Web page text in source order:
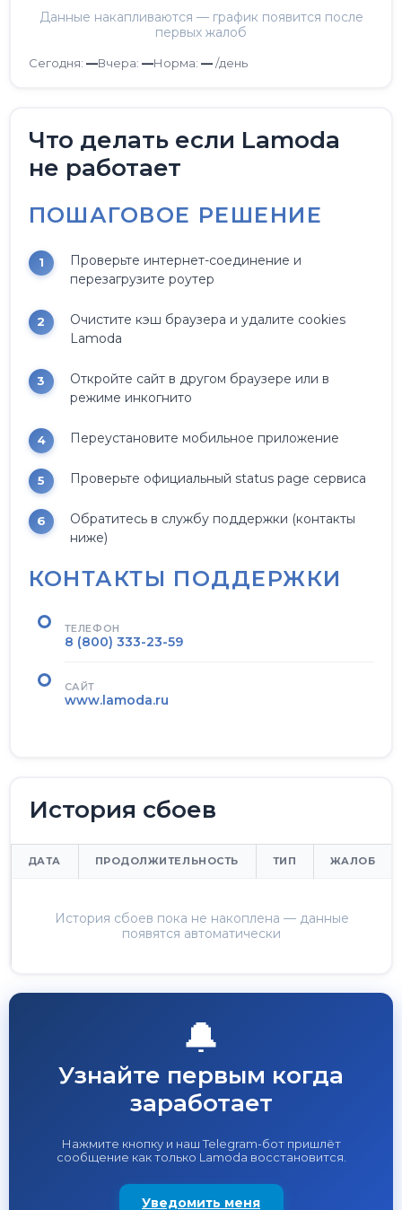
Данные накапливаются — график появится после
первых жалоб
Сегодня: —Вчера: —Норма: —/день
Что делать если Lamoda
не работает
ПОШАГОВОЕ РЕШЕНИЕ
Проверьте интернет-соединение и
перезагрузите роутер
Очистите кэш браузера и удалите cookies
Lamoda
Откройте сайт в другом браузере или в
режиме инкогнито
Переустановите мобильное приложение
Проверьте официальный status page сервиса
Обратитесь в службу поддержки (контакты
ниже)
КОНТАКТЫ ПОДДЕРЖКИ
ТЕЛЕФОН
8 (800) 333-23-59
САЙТ
www.lamoda.ru
История сбоев
ДАТА ПРОДОЛЖИТЕЛЬНОСТЬ ТИП ЖАЛОБ
История сбоев пока не накоплена — данные
появятся автоматически
🔔
Узнайте первым когда
заработает
Нажмите кнопку и наш Telegram-бот пришлёт
сообщение как только Lamoda восстановится.
Уведомить меня